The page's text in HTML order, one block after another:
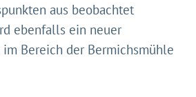
aus beobachtet
ebenfalls ein neuer
im Bereich der Bermichsmühle